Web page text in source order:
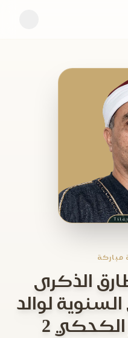
مباركة
31 والطارق الذكرى
لوالد
الكحكي 2